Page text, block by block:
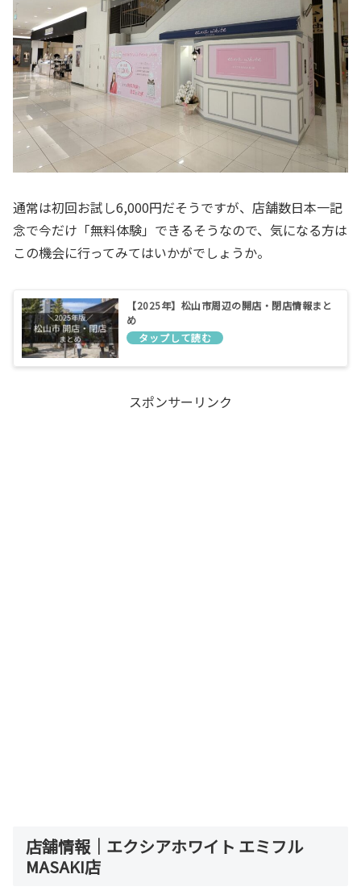
通常は初回お試し6,000円だそうですが、店舗数日本一記
念で今だけ「無料体験」できるそうなので、気になる方は
この機会に行ってみてはいかがでしょうか。
【2025年】松山市周辺の開店・閉店情報まと
め
スポンサーリンク
店舗情報｜エクシアホワイト エミフル
MASAKI店